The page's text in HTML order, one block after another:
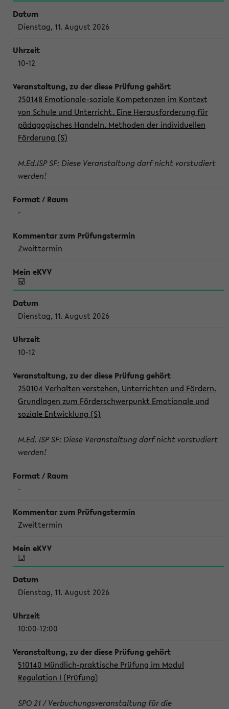
Dienstag, 11. August 2026
10-12
250148 Emotionale-soziale Kompetenzen im Kontext
von Schule und Unterricht. Eine Herausforderung für
pädagogisches Handeln. Methoden der individuellen
Förderung (S)
M.Ed.ISP SF: Diese Veranstaltung darf nicht vorstudiert
werden!
-
Zweittermin
Dienstag, 11. August 2026
10-12
250104 Verhalten verstehen, Unterrichten und Fördern.
Grundlagen zum Förderschwerpunkt Emotionale und
soziale Entwicklung (S)
M.Ed. ISP SF: Diese Veranstaltung darf nicht vorstudiert
werden!
-
Zweittermin
Dienstag, 11. August 2026
10:00-12:00
510140 Mündlich-praktische Prüfung im Modul
Regulation I (Prüfung)
SPO 21 / Verbuchungsveranstaltung für die